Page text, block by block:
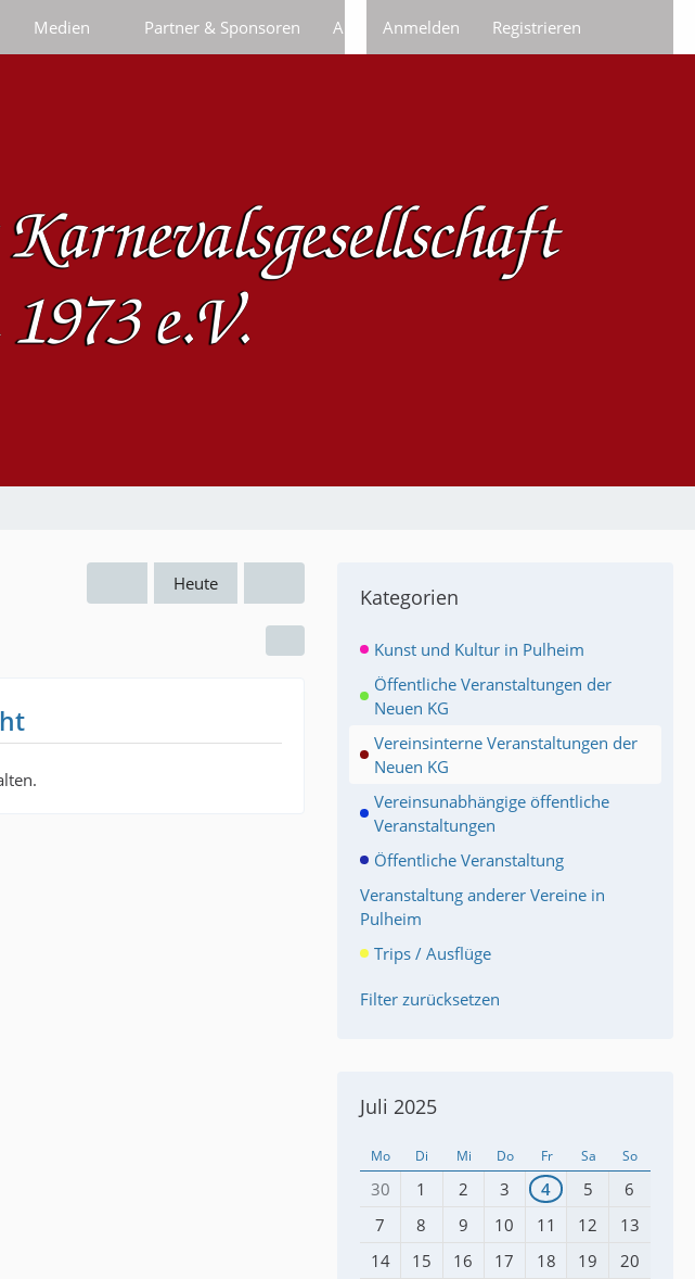
Medien Partner & Sponsoren Anfragen/Bestellungen
Anmelden Registrieren
Heute
Kategorien
Kunst und Kultur in Pulheim
Öffentliche Veranstaltungen der
Neuen KG
Vereinsinterne Veranstaltungen der
Neuen KG
Vereinsunabhängige öffentliche
Veranstaltungen
Öffentliche Veranstaltung
Veranstaltung anderer Vereine in
Pulheim
Trips / Ausflüge
Filter zurücksetzen
Juli 2025
Mo Di Mi Do Fr Sa So
30 1 2 3 4 5
6
7
8 9 10 11 12
13
14
15 16 17 18 19
20